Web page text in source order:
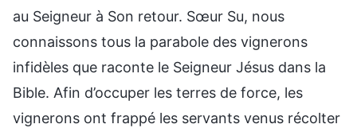
au Seigneur à Son retour. Sœur Su, nous
connaissons tous la parabole des vignerons
infidèles que raconte le Seigneur Jésus dans la
Bible. Afin d’occuper les terres de force, les
vignerons ont frappé les servants venus récolter